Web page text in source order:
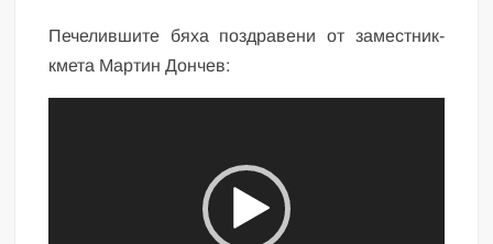
Печелившите бяха поздравени от заместник-
кмета Мартин Дончев: